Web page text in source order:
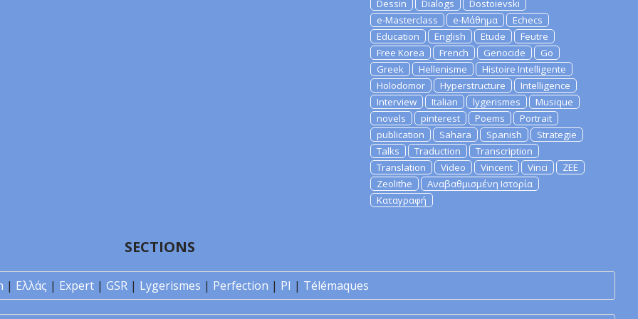
Dessin
Dialogs
Dostoievski
e-Masterclass
e-Μάθημα
Echecs
Education
English Etude
Feutre
Free Korea
French Genocide
Go
Greek
Hellenisme
Histoire Intelligente
Holodomor
Hyperstructure
Intelligence
Interview
Italian lygerismes
Musique
novels
pinterest Poems
Portrait
publication
Sahara Spanish
Strategie
Talks
Traduction
Transcription
Translation
Video Vincent Vinci
ZEE
Zeolithe
Αναβαθμισμένη Ιστορία
Καταγραφή
SECTIONS
| Ελλάς | Expert | GSR | Lygerismes | Perfection | PI | Télémaques